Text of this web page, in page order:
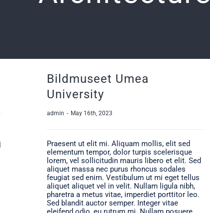
Bildmuseet Umea
University
admin - May 16th, 2023
Praesent ut elit mi. Aliquam mollis, elit sed
elementum tempor, dolor turpis scelerisque
lorem, vel sollicitudin mauris libero et elit. Sed
aliquet massa nec purus rhoncus sodales
feugiat sed enim. Vestibulum ut mi eget tellus
aliquet aliquet vel in velit. Nullam ligula nibh,
pharetra a metus vitae, imperdiet porttitor leo.
Sed blandit auctor semper. Integer vitae